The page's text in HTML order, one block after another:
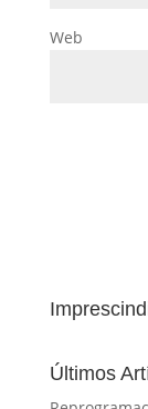
Web
Últimos